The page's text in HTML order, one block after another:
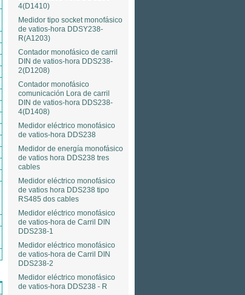
4(D1410)
Medidor tipo socket monofásico
de vatios-hora DDSY238-
R(A1203)
Contador monofásico de carril
DIN de vatios-hora DDS238-
2(D1208)
Contador monofásico
comunicación Lora de carril
DIN de vatios-hora DDS238-
4(D1408)
Medidor eléctrico monofásico
de vatios-hora DDS238
Medidor de energía monofásico
de vatios hora DDS238 tres
cables
Medidor eléctrico monofásico
de vatios hora DDS238 tipo
RS485 dos cables
Medidor eléctrico monofásico
de vatios-hora de Carril DIN
DDS238-1
Medidor eléctrico monofásico
de vatios-hora de Carril DIN
DDS238-2
Medidor eléctrico monofásico
de vatios-hora DDS238 - R